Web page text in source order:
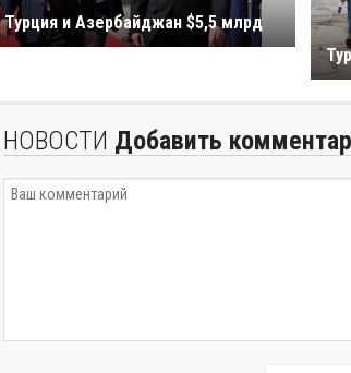
Турция и Aзербайджан $5,5 млрд
НОВОСТИ Добавить